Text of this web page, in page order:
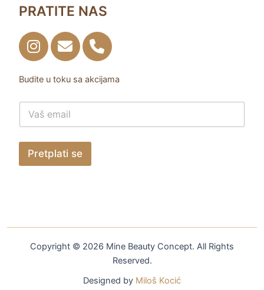
PRATITE NAS
Budite u toku sa akcijama
l
m
E
a
i
Pretplati se
Copyright © 2026 Mine Beauty Concept. All Rights
Reserved.
Designed by Miloš Kocić